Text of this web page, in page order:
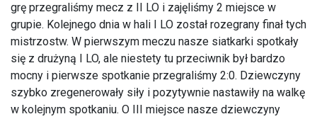
grę przegraliśmy mecz z II LO i zajęliśmy 2 miejsce w
grupie. Kolejnego dnia w hali I LO został rozegrany finał tych
mistrzostw. W pierwszym meczu nasze siatkarki spotkały
się z drużyną I LO, ale niestety tu przeciwnik był bardzo
mocny i pierwsze spotkanie przegraliśmy 2:0. Dziewczyny
szybko zregenerowały siły i pozytywnie nastawiły na walkę
w kolejnym spotkaniu. O III miejsce nasze dziewczyny